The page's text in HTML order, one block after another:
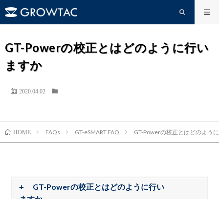
GT-Powerの校正とはどのように行い
ますか
2020.04.02
HOME FAQs GT-eSMART FAQ GT-Powerの校正とはどのよう
GT-Powerの校正とはどのように行い